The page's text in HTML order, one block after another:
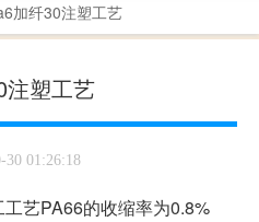
加纤30注塑工艺
注塑工艺
30 01:26:18
艺PA66的收缩率为0.8%